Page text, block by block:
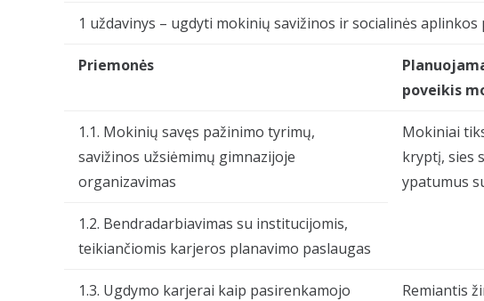
1 uždavinys – ugdyti mokinių savižinos ir socialinės
Priemonės
poveikis
1.1. Mokinių savęs pažinimo tyrimų,
savižinos užsiėmimų gimnazijoje
organizavimas
Mokiniai
kryptį, sies
ypatumus
1.2. Bendradarbiavimas su institucijomis,
teikiančiomis karjeros planavimo paslaugas
1.3. Ugdymo karjerai kaip pasirenkamojo
Remiantis